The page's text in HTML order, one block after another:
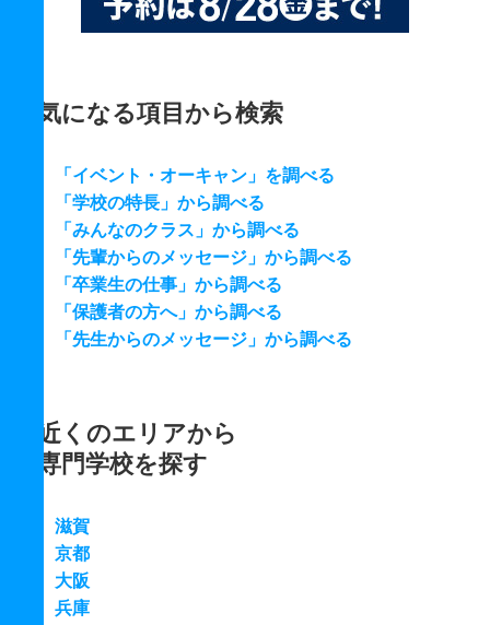
気になる項目から検索
「イベント・オーキャン」を調べる
「学校の特長」から調べる
「みんなのクラス」から調べる
「先輩からのメッセージ」から調べる
「卒業生の仕事」から調べる
「保護者の方へ」から調べる
「先生からのメッセージ」から調べる
近くのエリアから
専門学校を探す
滋賀
京都
大阪
兵庫